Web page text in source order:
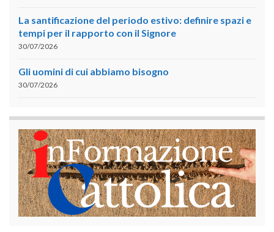
La santificazione del periodo estivo: definire spazi e
tempi per il rapporto con il Signore
30/07/2026
Gli uomini di cui abbiamo bisogno
30/07/2026